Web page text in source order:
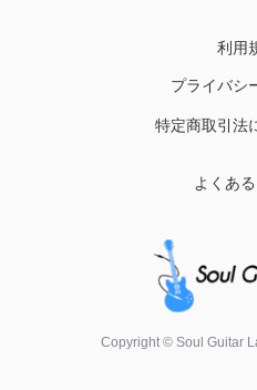
利用
プライバシ
特定商取引法
よくあ
Copyright © Soul Guitar